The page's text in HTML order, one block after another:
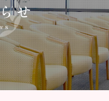
せ